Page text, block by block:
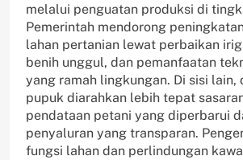
melalui penguatan produksi di
Pemerintah mendorong
lahan pertanian lewat perbaikan
benih unggul, dan pemanfaatan
yang ramah lingkungan. Di sisi lain,
pupuk diarahkan lebih tepat
pendataan petani yang diperbarui
penyaluran yang transparan.
fungsi lahan dan perlindungan